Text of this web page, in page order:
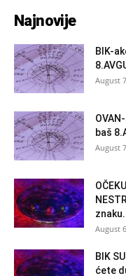
Najnovije
BIK-
August
baš
August
August
BIK
ćete